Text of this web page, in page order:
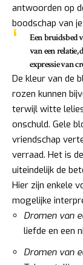
antwoorden op
boodschap van
Een bruidsbed
van een relatie,
expressie van
De kleur van de
rozen kunnen
terwijl witte
onschuld. Gele
vriendschap
verraad. Het is
uiteindelijk de
Hier zijn enkele
mogelijke
Dromen van
liefde en een
Dromen van